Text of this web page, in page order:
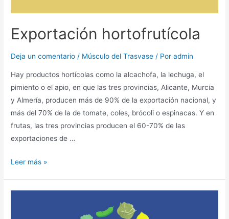
Exportación hortofrutícola
Deja un comentario / Músculo del Trasvase / Poradmin
Hay productos hortícolas como la alcachofa, la lechuga, el
pimiento o el apio, en que las tres provincias, Alicante, Murcia
y Almería, producen más de 90% de la exportación nacional, y
más del 70% de la de tomate, coles, brócoli o espinacas. Y en
frutas, las tres provincias producen el 60-70% de las
exportaciones de …
Leer más »